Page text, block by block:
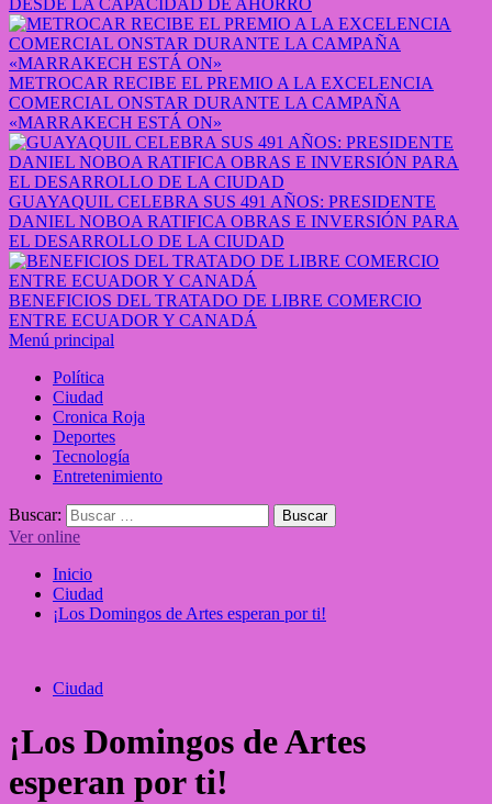
DESDE LA CAPACIDAD DE AHORRO
METROCAR RECIBE EL PREMIO A LA EXCELENCIA
COMERCIAL ONSTAR DURANTE LA CAMPAÑA
«MARRAKECH ESTÁ ON»
GUAYAQUIL CELEBRA SUS 491 AÑOS: PRESIDENTE
DANIEL NOBOA RATIFICA OBRAS E INVERSIÓN PARA
EL DESARROLLO DE LA CIUDAD
BENEFICIOS DEL TRATADO DE LIBRE COMERCIO
ENTRE ECUADOR Y CANADÁ
Menú principal
Política
Ciudad
Cronica Roja
Deportes
Tecnología
Entretenimiento
Buscar:
Ver online
Inicio
Ciudad
¡Los Domingos de Artes esperan por ti!
Ciudad
¡Los Domingos de Artes
esperan por ti!